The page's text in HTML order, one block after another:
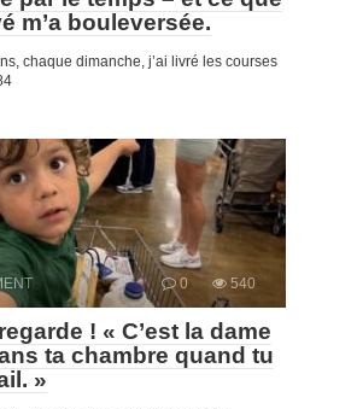
m’a bouleversée.
chaque dimanche, j’ai livré les courses
0 540
! « C’est la dame
ta chambre quand tu
»